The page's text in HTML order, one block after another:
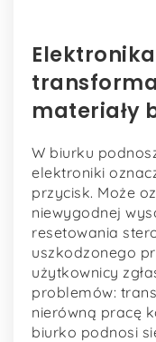
materiały
W biurku
elektroniki
przycisk. Może
niewygodnej
resetowania
uszkodzonego
użytkownicy
problemów:
nierówną pracę
biurko podnosi